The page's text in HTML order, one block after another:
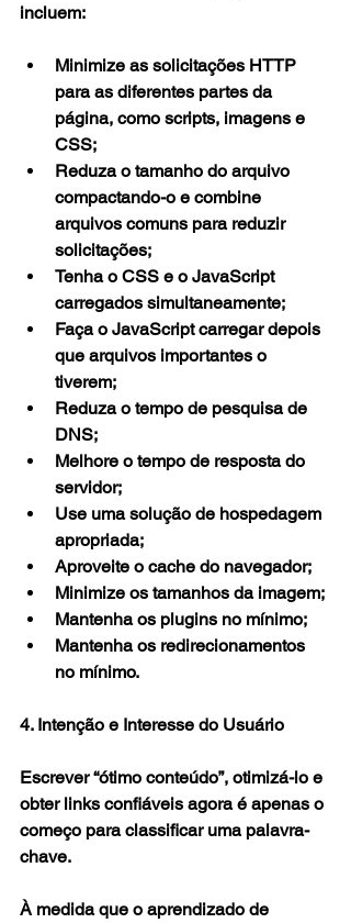
incluem:
Minimize as solicitações HTTP
para as diferentes partes da
página, como scripts, imagens e
CSS;
Reduza o tamanho do arquivo
compactando-o e combine
arquivos comuns para reduzir
solicitações;
Tenha o CSS e o JavaScript
carregados simultaneamente;
Faça o JavaScript carregar depois
que arquivos importantes o
tiverem;
Reduza o tempo de pesquisa de
DNS;
Melhore o tempo de resposta do
servidor;
Use uma solução de hospedagem
apropriada;
Aproveite o cache do navegador;
Minimize os tamanhos da imagem;
Mantenha os plugins no mínimo;
Mantenha os redirecionamentos
no mínimo.
4. Intenção e Interesse do Usuário
Escrever “ótimo conteúdo”, otimizá-lo e
obter links confiáveis ​​agora é apenas o
começo para classificar uma palavra-
chave.
À medida que o aprendizado de